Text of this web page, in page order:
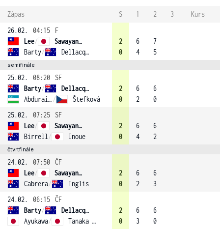
Zápas S 1 2 3
Kurs
26.02.
04:15
F
Lee/
Sawayanagi (1)
Barty/ Dellacqua
2
0
6
4
7
5
semifinále
25.02. 08:20
SF
Barty/
Dellacqua
Abduraimova / Štefková
2
0
6
2
6
0
25.02.
07:25
SF
Lee/
Sawayanagi (1)
Birrell / Inoue
2
0
6
4
6
2
čtvrtfinále
24.02. 07:50 ČF
Lee/
Sawayanagi (1)
Cabrera/ Inglis
2
0
6
2
6
3
24.02.
06:15 ČF
Barty/
Dellacqua
Ayukawa/ Tanaka (4)
2
0
6
3
6
0